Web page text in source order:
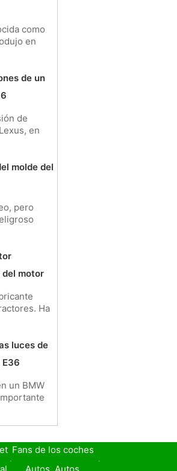
como
en
de un
de
en
molde del
pero
motor
Ha
luces de
E36
un BMW
Fans de los coches
y Financiación